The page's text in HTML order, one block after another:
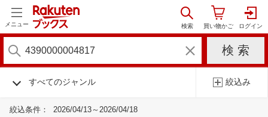
メニュー
すべてのジャンル 絞込み
絞込条件： 2026/04/13～2026/04/18